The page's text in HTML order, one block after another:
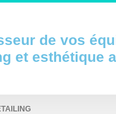
de vos
et esthétique